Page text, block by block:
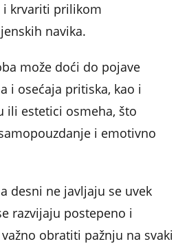
i krvariti prilikom
navika.
može doći do pojave
i osećaja pritiska, kao i
ili estetici osmeha, što
i emotivno
desni ne javljaju se uvek
razvijaju postepeno i
obratiti pažnju na svaki